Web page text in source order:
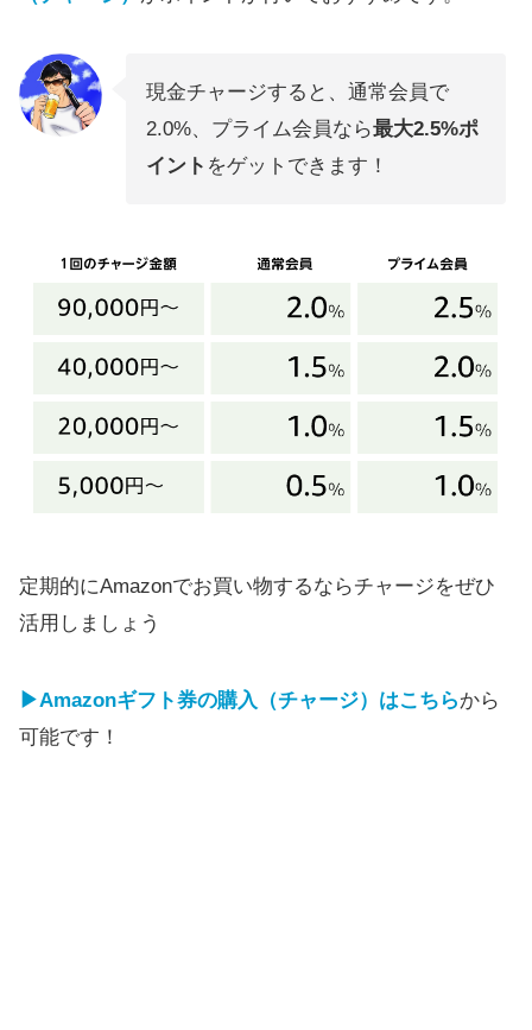
現金チャージすると、通常会員で
2.0%、プライム会員なら最大2.5%ポ
イント をゲットできます！
定期的にAmazonでお買い物するならチャージをぜひ
活用しましょう
▶Amazonギフト券の購入（チャージ）はこちらから
可能です！